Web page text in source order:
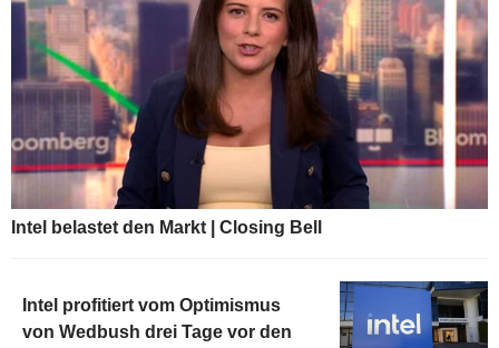
Intel belastet den Markt | Closing Bell
Intel profitiert vom Optimismus
von Wedbush drei Tage vor den